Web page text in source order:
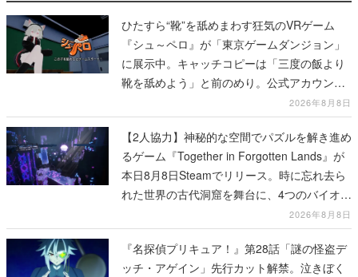
ひたすら“靴”を舐めまわす狂気のVRゲーム
『シュ～ペロ』が「東京ゲームダンジョン」
に展示中。キャッチコピーは「三度の飯より
靴を舐めよう」と前のめり。公式アカウント
も開設され、2026年リリースに向けて開発中
2026年8月8日
【2人協力】神秘的な空間でパズルを解き進め
るゲーム『Together in Forgotten Lands』が
本日8月8日Steamでリリース。時に忘れ去ら
れた世界の古代洞窟を舞台に、4つのバイオー
2026年8月8日
『名探偵プリキュア！』第28話「謎の怪盗デ
ッチ・アゲイン」先行カット解禁。泣きぼく